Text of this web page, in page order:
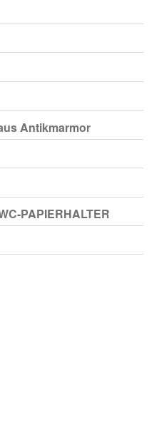
Antikmarmor
PAPIERHALTER